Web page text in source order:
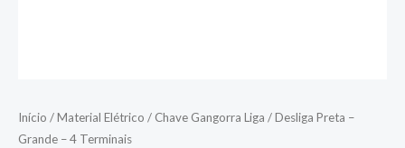
Início /Material Elétrico / Chave Gangorra Liga / Desliga Preta –
Grande – 4 Terminais